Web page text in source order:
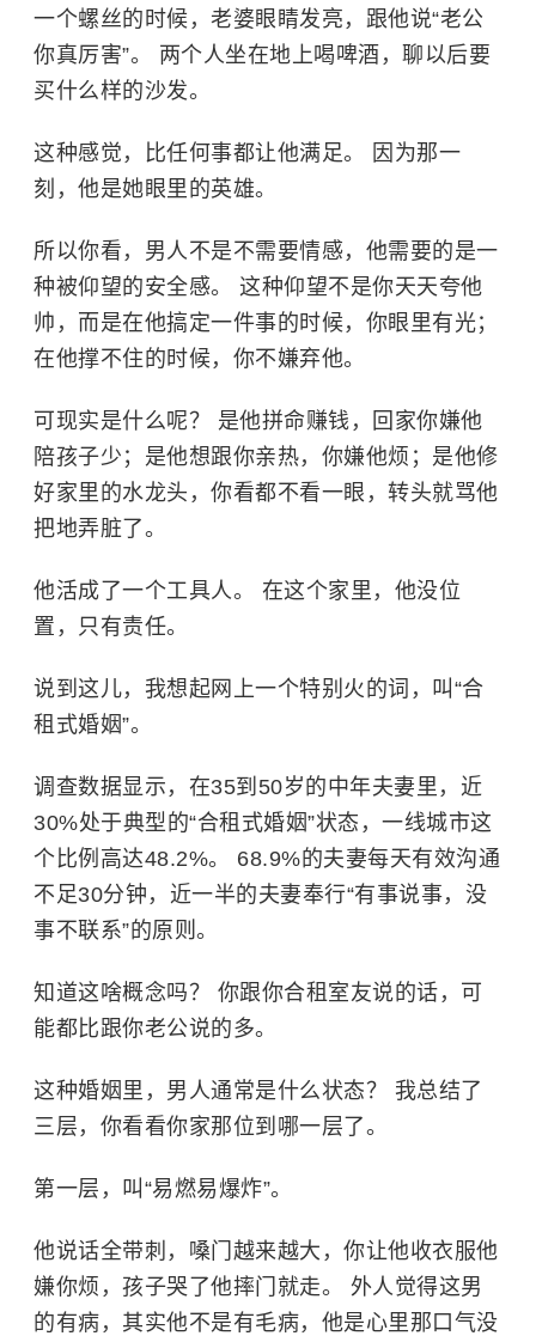
一个螺丝的时候，老婆眼睛发亮，跟他说“老公
你真厉害”。 两个人坐在地上喝啤酒，聊以后要
买什么样的沙发。
这种感觉，比任何事都让他满足。 因为那一
刻，他是她眼里的英雄。
所以你看，男人不是不需要情感，他需要的是一
种被仰望的安全感。 这种仰望不是你天天夸他
帅，而是在他搞定一件事的时候，你眼里有光；
在他撑不住的时候，你不嫌弃他。
可现实是什么呢？ 是他拼命赚钱，回家你嫌他
陪孩子少；是他想跟你亲热，你嫌他烦；是他修
好家里的水龙头，你看都不看一眼，转头就骂他
把地弄脏了。
他活成了一个工具人。 在这个家里，他没位
置，只有责任。
说到这儿，我想起网上一个特别火的词，叫“合
租式婚姻”。
调查数据显示，在35到50岁的中年夫妻里，近
30%处于典型的“合租式婚姻”状态，一线城市这
个比例高达48.2%。 68.9%的夫妻每天有效沟通
不足30分钟，近一半的夫妻奉行“有事说事，没
事不联系”的原则。
知道这啥概念吗？ 你跟你合租室友说的话，可
能都比跟你老公说的多。
这种婚姻里，男人通常是什么状态？ 我总结了
三层，你看看你家那位到哪一层了。
第一层，叫“易燃易爆炸”。
他说话全带刺，嗓门越来越大，你让他收衣服他
嫌你烦，孩子哭了他摔门就走。 外人觉得这男
的有病，其实他不是有毛病，他是心里那口气没